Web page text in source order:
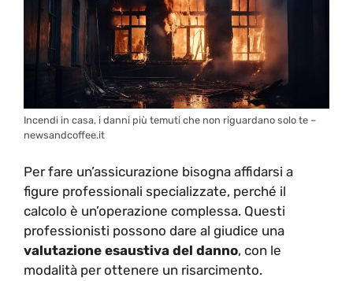
Incendi in casa, i danni più temuti che non riguardano solo te –
newsandcoffee.it
Per fare un’assicurazione bisogna affidarsi a
figure professionali specializzate, perché il
calcolo è un’operazione complessa. Questi
professionisti possono dare al giudice una
valutazione esaustiva del danno, con le
modalità per ottenere un risarcimento.